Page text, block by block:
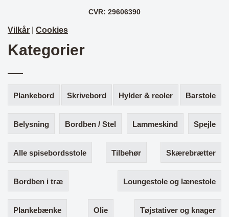
CVR: 29606390
Vilkår Cookies
Kategorier
Plankebord Skrivebord Hylder & reoler Barstole
Belysning Bordben / Stel Lammeskind Spejle
Alle spisebordsstole Tilbehør Skærebrætter
Bordben i træ Loungestole og lænestole
Plankebænke Olie Tøjstativer og knager